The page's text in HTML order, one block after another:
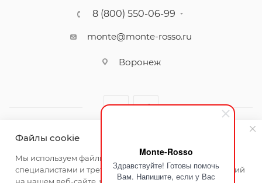
Monte-Rosso
Здравствуйте! Готовы помочь
Вам. Напишите, если у Вас
8 (800) 550-06-99
monte@monte-rosso.ru
Воронеж
2026 ©Monte Rosso - магазины обуви и аксессуаров для
женщин
Файлы cookie
Мы используем файлы cookie, разработанные нашими
специалистами и третьими лицами, для анализа событий